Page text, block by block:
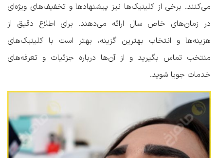
می‌کنند. برخی از کلینیک‌ها نیز پیشنهادها و تخفیف‌های ویژه‌ای
در زمان‌های خاص سال ارائه می‌دهند. برای اطلاع دقیق از
هزینه‌ها و انتخاب بهترین گزینه، بهتر است با کلینیک‌های
منتخب تماس بگیرید و از آن‌ها درباره جزئیات و تعرفه‌های
خدمات جویا شوید.